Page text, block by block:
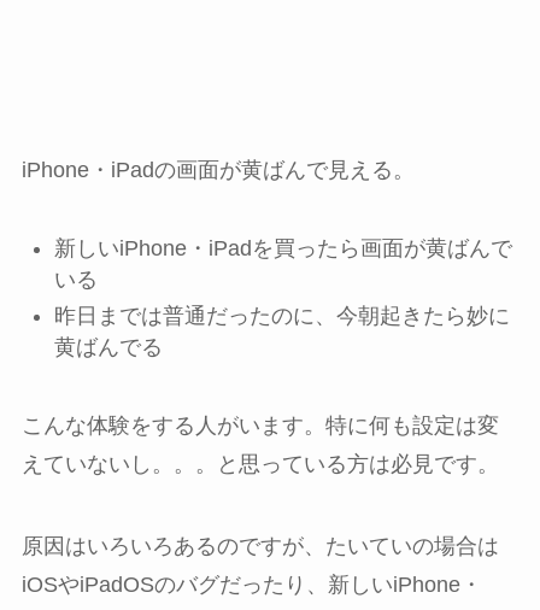
iPhone・iPadの画面が黄ばんで見える。
新しいiPhone・iPadを買ったら画面が黄ばんで
いる
昨日までは普通だったのに、今朝起きたら妙に
黄ばんでる
こんな体験をする人がいます。特に何も設定は変
えていないし。。。と思っている方は必見です。
原因はいろいろあるのですが、たいていの場合は
iOSやiPadOSのバグだったり、新しいiPhone・